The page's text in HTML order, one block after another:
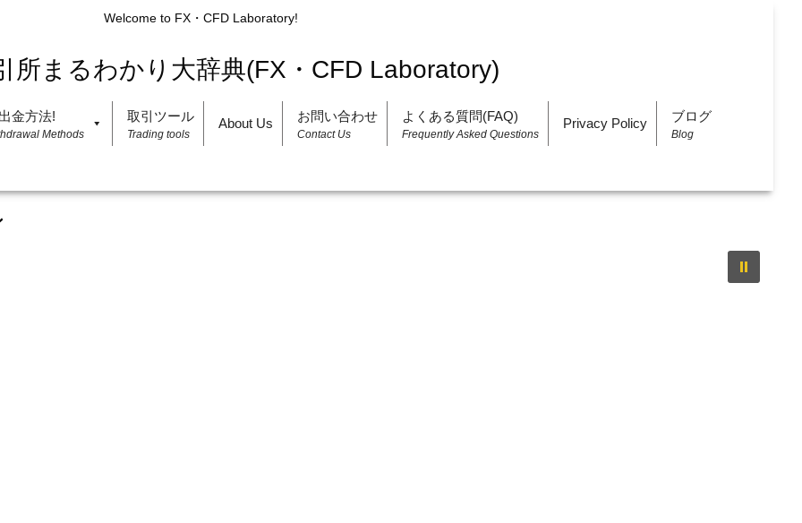
Welcome to FX・CFD Laboratory!
金方法!
Methods
取引ツール
Trading tools
About Us お問い合わせ
Contact Us
よくある質問(FAQ)
Frequently Asked Questions
Privacy Policy ブログ
Blog